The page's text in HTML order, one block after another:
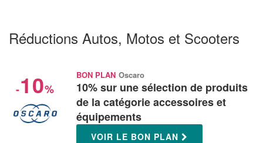
Réductions Autos, Motos et Scooters
-10%
BON PLAN Oscaro
10% sur une sélection de produits
de la catégorie accessoires et
équipements
VOIR LE BON PLAN